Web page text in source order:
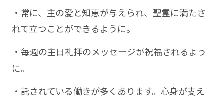
・常に、主の愛と知恵が与えられ、聖霊に満たさ
れて立つことができるように。
・毎週の主日礼拝のメッセージが祝福されるよう
に。
・託されている働きが多くあります。心身が支え